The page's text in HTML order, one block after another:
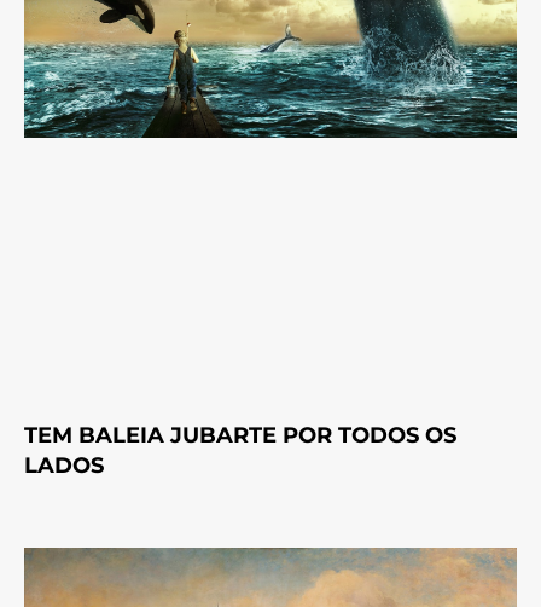
TEM BALEIA JUBARTE POR TODOS OS
LADOS